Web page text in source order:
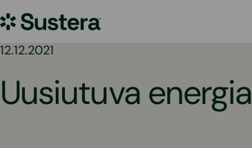
sisältöön
Sustera
12.12.2021
Uusiutuva energia